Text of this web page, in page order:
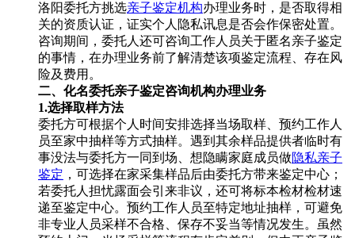
洛阳委托方挑选亲子鉴定机构办理业务时，是否取得相
关的资质认证，证实个人隐私讯息是否会作保密处置。
咨询期间，委托人还可咨询工作人员关于匿名亲子鉴定
的事情，在办理业务前了解清楚该项鉴定流程、存在风
险及费用。
二、化名委托亲子鉴定咨询机构办理业务
1.选择取样方法
委托方可根据个人时间安排选择当场取样、预约工作人
员至家中抽样等方式抽样。遇到其余样品提供者临时有
事没法与委托方一同到场、想隐瞒家庭成员做隐私亲子
鉴定 ，可选择在家采集样品后由委托方带来鉴定中心；
若委托人担忧露面会引来非议，还可将标本检材检材速
递至鉴定中心。预约工作人员至特定地址抽样，可避免
非专业人员采样不合格、保存不妥当等情况发生。虽然